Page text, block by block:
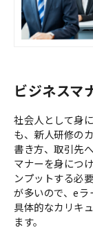
ビジネスマ
社会人として身
も、新人研修の
書き方、取引先
マナーを身につ
ンプットする必
が多いので、eラ
具体的なカリキ
ます。